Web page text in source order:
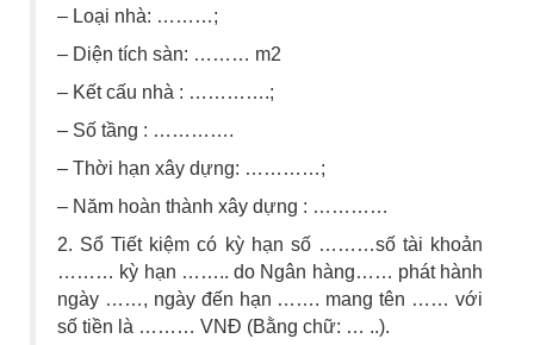
– Loại nhà: ………;
– Diện tích sàn: ……… m2
– Kết cấu nhà : ………….;
– Số tầng : ………….
– Thời hạn xây dựng: …………;
– Năm hoàn thành xây dựng : …………
2. Sổ Tiết kiệm có kỳ hạn số ………số tài khoản
……… kỳ hạn …….. do Ngân hàng…… phát hành
ngày ……, ngày đến hạn ……. mang tên …… với
số tiền là ……… VNĐ (Bằng chữ: … ..).